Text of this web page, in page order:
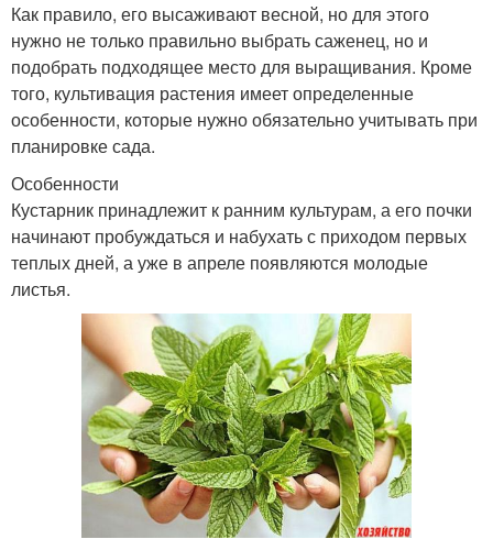
Как правило, его высаживают весной, но для этого
нужно не только правильно выбрать саженец, но и
подобрать подходящее место для выращивания. Кроме
того, культивация растения имеет определенные
особенности, которые нужно обязательно учитывать при
планировке сада.
Особенности
Кустарник принадлежит к ранним культурам, а его почки
начинают пробуждаться и набухать с приходом первых
теплых дней, а уже в апреле появляются молодые
листья.